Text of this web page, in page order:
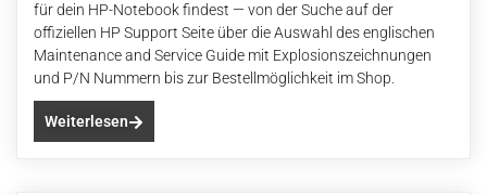
für dein HP-Notebook findest — von der Suche auf der
offiziellen HP Support Seite über die Auswahl des englischen
Maintenance and Service Guide mit Explosionszeichnungen
und P/N Nummern bis zur Bestellmöglichkeit im Shop.
Weiterlesen